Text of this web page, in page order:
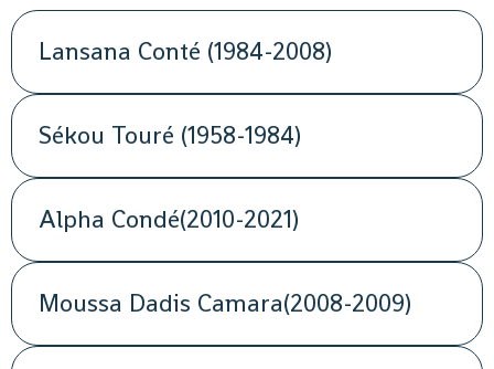
Lansana Conté (1984-2008)
Sékou Touré (1958-1984)
Alpha Condé(2010-2021)
Moussa Dadis Camara(2008-2009)